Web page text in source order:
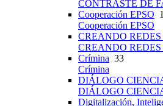
CONTRASTE DE
Cooperación EPSO
Cooperación EPSO
CREANDO REDES
CREANDO REDES
Crímina 33
Crímina
DIÁLOGO
DIÁLOGO
Digitalización,